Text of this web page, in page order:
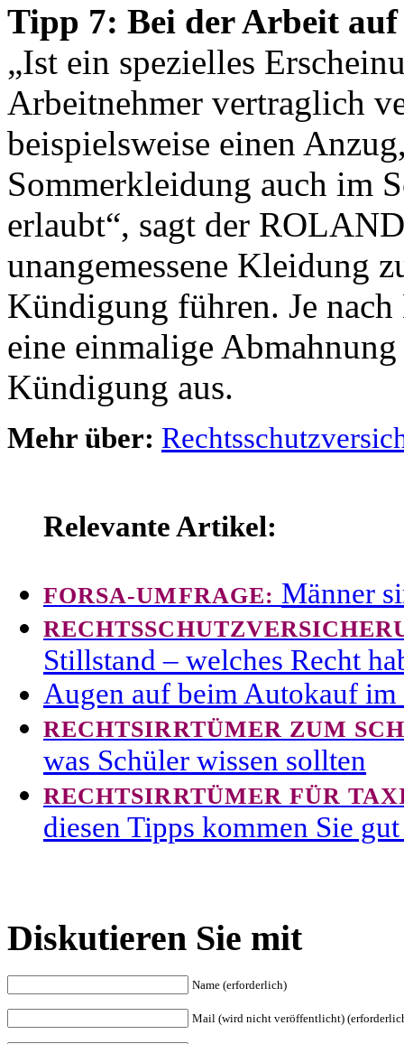
Tipp 7: Bei der Arbeit auf
„Ist ein spezielles
Arbeitnehmer vertraglich
beispielsweise einen
Sommerkleidung auch im
erlaubt“, sagt der
unangemessene Kleidung
Kündigung führen. Je
eine einmalige
Kündigung aus.
Mehr über:
Relevante Artikel:
FORSA-UMFRAGE: Männer
Stillstand – welches Recht
Augen auf beim Autokauf im
RECHTSIRRTÜMER ZUM
was Schüler wissen sollten
RECHTSIRRTÜMER FÜR
diesen Tipps kommen Sie
Diskutieren Sie mit
Name (erforderlich)
Mail (wird nicht veröffentlicht)